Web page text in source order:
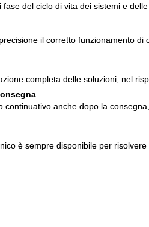
fase del ciclo di vita dei sistemi e
il corretto funzionamento
completa delle soluzioni, nel
continuativo anche dopo la
è sempre disponibile per